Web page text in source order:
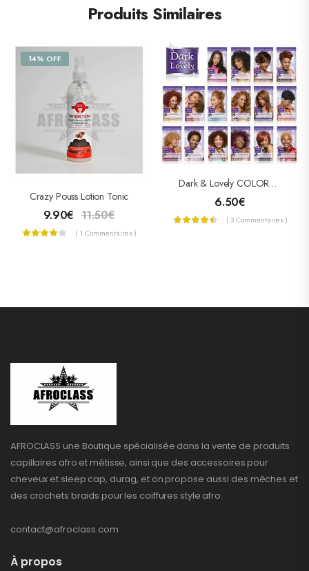
Produits Similaires
14% OFF
Crazy Pouss Lotion Tonic
9.90€ 11.50€
( 1 Commentaires )
Dark & Lovely COLORATION PERMANENTE « NUTRITIVE INTENSE »
6.50€
( 3 Commentaires )
AFROCLASS une Boutique spécialisée dans la vente de produits
capillaires afro et métisse, ainsi que des accessoires pour
cheveux et sleep cap, durag, et on propose aussi des mèches et
des crochets braids pour les coiffures style afro.
contact@afroclass.com
À propos